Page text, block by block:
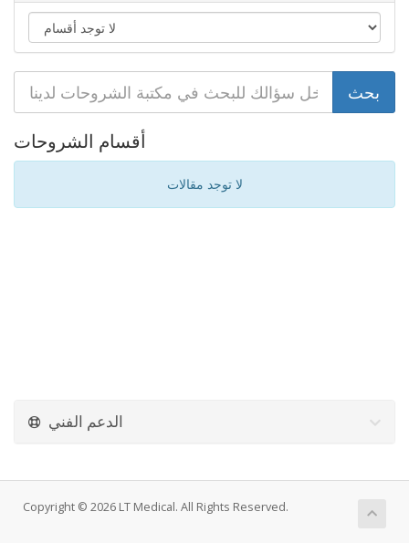
أقسام الشروحات
لا توجد مقالات
الدعم الفني
Copyright © 2026 LT Medical. All Rights Reserved.